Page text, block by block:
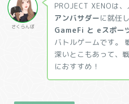
さくらんぼ
PROJECT XENOは、
アンバサダーに就任
GameFi と eスポー
バトルゲームです。
深いとこもあって、
におすすめ！